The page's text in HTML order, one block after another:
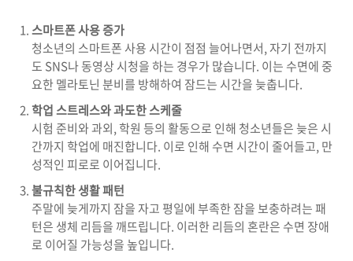
스마트폰 사용 증가
청소년의 스마트폰 사용 시간이 점점 늘어나면서, 자기 전까지
도 SNS나 동영상 시청을 하는 경우가 많습니다. 이는 수면에 중
요한 멜라토닌 분비를 방해하여 잠드는 시간을 늦춥니다.
학업 스트레스와 과도한 스케줄
시험 준비와 과외, 학원 등의 활동으로 인해 청소년들은 늦은 시
간까지 학업에 매진합니다. 이로 인해 수면 시간이 줄어들고, 만
성적인 피로로 이어집니다.
불규칙한 생활 패턴
주말에 늦게까지 잠을 자고 평일에 부족한 잠을 보충하려는 패
턴은 생체 리듬을 깨뜨립니다. 이러한 리듬의 혼란은 수면 장애
로 이어질 가능성을 높입니다.